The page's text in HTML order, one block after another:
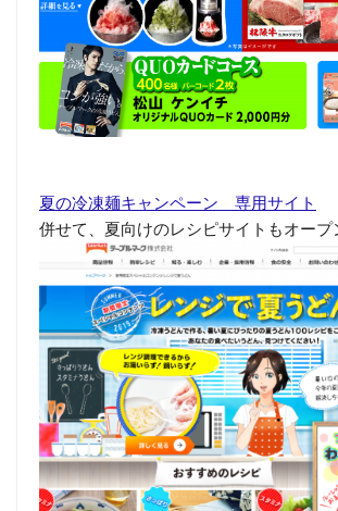
夏の冷凍麺キャンペーン 専用サイト
併せて、夏向けのレシピサイトもオープ